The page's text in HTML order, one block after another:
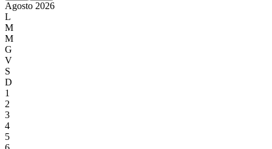
Agosto 2026
L
M
M
G
V
S
D
1
2
3
4
5